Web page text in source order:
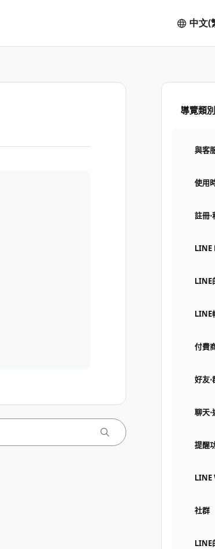
中文(
導覽類別
與客
使用
註冊
LINE
LINE
付費
好友⋅
聊天
提醒
LINE
社群
LINE